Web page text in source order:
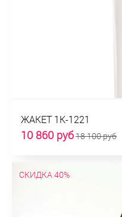
ЖАКЕТ 1К-1221
10 860 руб18 100 руб
СКИДКА 40%